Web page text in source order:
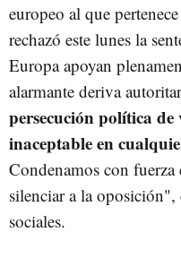
europeo al que
rechazó este lunes la
Europa apoyan
alarmante deriva
persecución política de
inaceptable en
Condenamos con fuerza
silenciar a la
sociales.